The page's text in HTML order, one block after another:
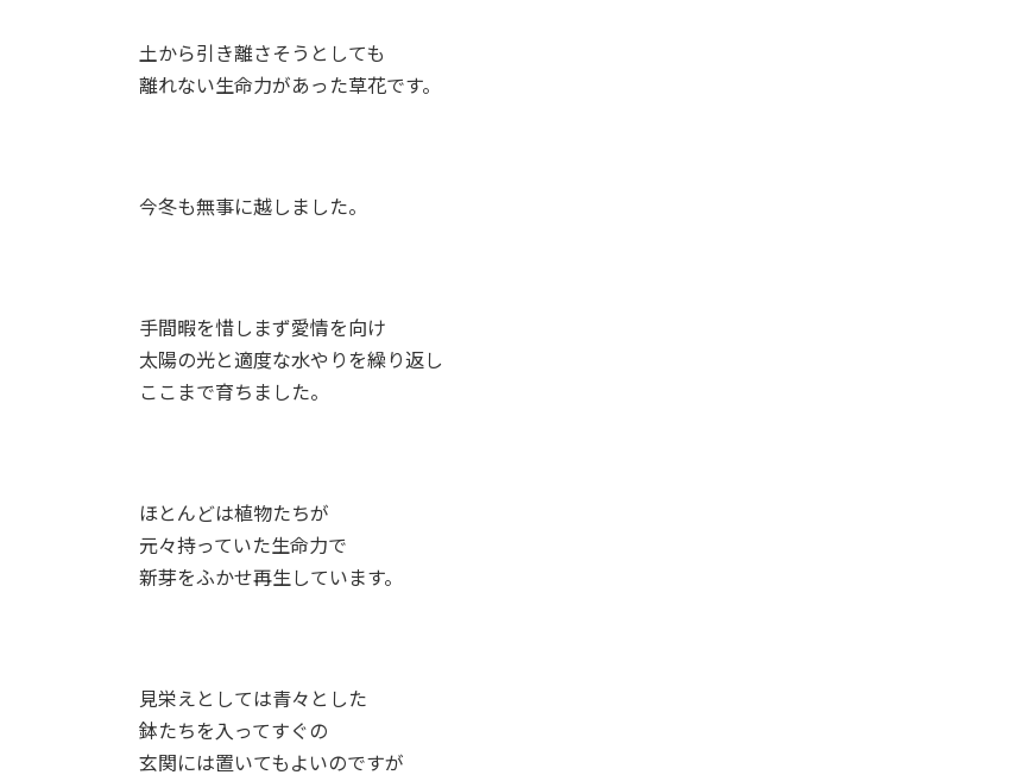
土から引き離さそうとしても
離れない生命力があった草花です。
今冬も無事に越しました。
手間暇を惜しまず愛情を向け
太陽の光と適度な水やりを繰り返し
ここまで育ちました。
ほとんどは植物たちが
元々持っていた生命力で
新芽をふかせ再生しています。
見栄えとしては青々とした
鉢たちを入ってすぐの
玄関には置いてもよいのですが